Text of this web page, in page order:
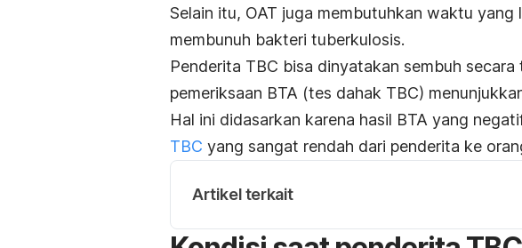
Selain itu, OAT juga membutuhkan waktu yang
membunuh bakteri tuberkulosis.
Penderita TBC bisa dinyatakan sembuh
pemeriksaan BTA (tes dahak TBC)
Hal ini didasarkan karena hasil BTA yang
TBC yang sangat rendah dari penderita ke
Artikel terkait